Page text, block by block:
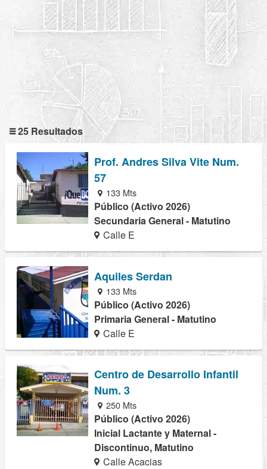
25 Resultados
Prof. Andres Silva Vite Num.
57
133 Mts
Público (Activo 2026)
Secundaria General - Matutino
Calle E
Aquiles Serdan
133 Mts
Público (Activo 2026)
Primaria General - Matutino
Calle E
Centro de Desarrollo Infantil
Num. 3
250 Mts
Público (Activo 2026)
Inicial Lactante y Maternal -
Discontinuo, Matutino
Calle Acacias